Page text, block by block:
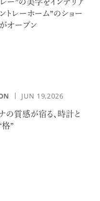
ー”の美学をインテリア
ントレーホーム”のショー
オープン
JUN 19,2026
の質感が宿る、時計と
格”